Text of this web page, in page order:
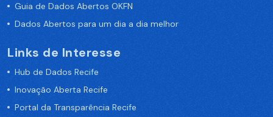
Guia de Dados Abertos OKFN
Dados Abertos para um dia a dia melhor
Links de Interesse
Hub de Dados Recife
Inovação Aberta Recife
Portal da Transparência Recife